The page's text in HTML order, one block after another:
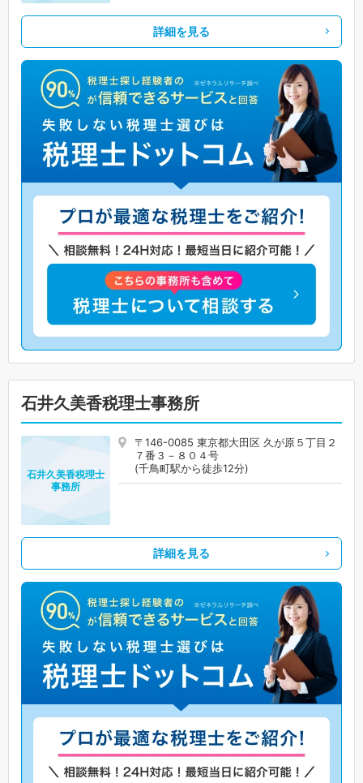
詳細を見る
石井久美香税理士事務所
〒146-0085 東京都大田区 久が原５丁目２
７番３－８０４号
(千鳥町駅から徒歩12分)
石井久美香税理士
事務所
詳細を見る